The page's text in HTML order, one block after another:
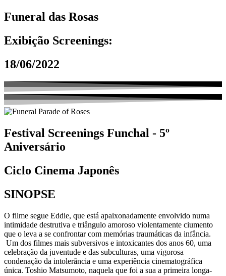
Funeral das Rosas
Exibição Screenings:
18/06/2022
Festival Screenings Funchal - 5º
Aniversário
Ciclo Cinema Japonês
SINOPSE
O filme segue Eddie, que está apaixonadamente envolvido numa
intimidade destrutiva e triângulo amoroso violentamente ciumento
que o leva a se confrontar com memórias traumáticas da infância.
Um dos filmes mais subversivos e intoxicantes dos anos 60, uma
celebração da juventude e das subculturas, uma vigorosa
condenação da intolerância e uma experiência cinematográfica
única. Toshio Matsumoto, naquela que foi a sua a primeira longa-